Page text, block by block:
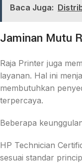
Baca Juga:
Jaminan Mutu
Raja Printer juga
layanan. Hal ini
membutuhkan
terpercaya.
Beberapa
HP Technician
sesuai standar